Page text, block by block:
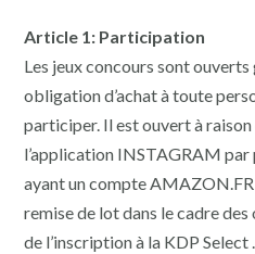
Article 1: Participation
Les jeux concours sont
obligation d’achat à toute
participer. Il est ouvert à raison
l’application INSTAGRAM par
ayant un compte
remise de lot dans le cadre
de l’inscription à la KDP